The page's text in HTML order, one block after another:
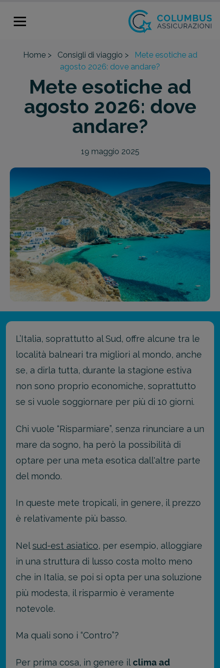
Home > Consigli di viaggio >
Mete esotiche ad
agosto 2026: dove andare?
Mete esotiche ad
agosto 2026: dove
andare?
19 maggio 2025
L’Italia, soprattutto al Sud, offre alcune tra le
località balneari tra migliori al mondo, anche
se, a dirla tutta, durante la stagione estiva
non sono proprio economiche, soprattutto
se si vuole soggiornare per più di 10 giorni.
Chi vuole “Risparmiare”, senza rinunciare a un
mare da sogno, ha però la possibilità di
optare per una meta esotica dall'altre parte
del mondo.
In queste mete tropicali, in genere, il prezzo
è relativamente più basso.
Nelsud-est asiatico, per esempio, alloggiare
in una struttura di lusso costa molto meno
che in Italia, se poi si opta per una soluzione
più modesta, il risparmio è veramente
notevole.
Ma quali sono i “Contro”?
Per prima cosa, in genere il clima ad